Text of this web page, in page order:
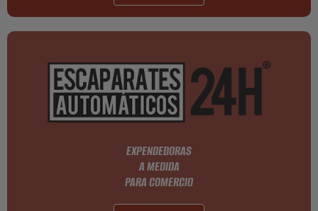
EXPENDEDORAS
A MEDIDA
PARA COMERCIO